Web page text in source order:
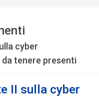
cyber
tenere presenti
II sulla cyber